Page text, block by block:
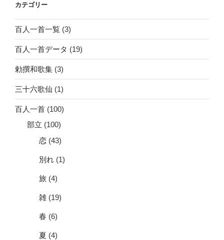
カテゴリー
百人一首一覧 (3)
百人一首データ (19)
勅撰和歌集 (3)
三十六歌仙 (1)
百人一首 (100)
部立 (100)
恋 (43)
別れ (1)
旅 (4)
雑 (19)
春 (6)
夏 (4)